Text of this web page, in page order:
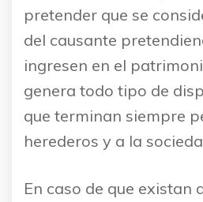
pretender que se
del causante
ingresen en el
genera todo tipo de
que terminan siempre
herederos y a la
En caso de que existan